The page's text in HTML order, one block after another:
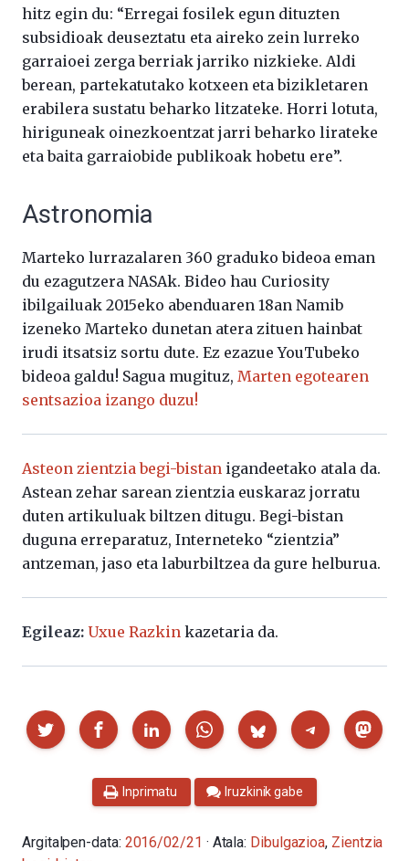
hitz egin du: “Erregai fosilek egun dituzten
subsidioak deuseztatu eta aireko zein lurreko
garraioei zerga berriak jarriko nizkieke. Aldi
berean, partekatutako kotxeen eta bizikletaren
erabilera sustatu beharko litzateke. Horri lotuta,
hiriguneak oinezkoentzat jarri beharko lirateke
eta baita garraiobide publikoak hobetu ere”.
Astronomia
Marteko lurrazalaren 360 graduko bideoa eman
du ezagutzera NASAk. Bideo hau Curiosity
ibilgailuak 2015eko abenduaren 18an Namib
izeneko Marteko dunetan atera zituen hainbat
irudi itsatsiz sortu dute. Ez ezazue YouTubeko
bideoa galdu! Sagua mugituz, Marten egotearen
sentsazioa izango duzu!
Asteon zientzia begi-bistan igandeetako atala da.
Astean zehar sarean zientzia euskaraz jorratu
duten artikuluak biltzen ditugu. Begi-bistan
duguna erreparatuz, Interneteko “zientzia”
antzeman, jaso eta laburbiltzea da gure helburua.
Egileaz: Uxue Razkin kazetaria da.
Partekatu
Inprimatu Iruzkinik gabe
Argitalpen-data: 2016/02/21 · Atala: Dibulgazioa, Zientzia